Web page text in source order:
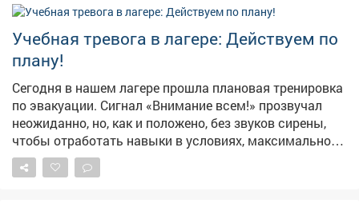
Учебная тревога в лагере: Действуем по
плану!
Сегодня в нашем лагере прошла плановая тренировка
по эвакуации. Сигнал «Внимание всем!» прозвучал
неожиданно, но, как и положено, без звуков сирены,
чтобы отработать навыки в условиях, максимально
приближенных к реальным. Педагогический состав
организовал инсценировку пожара и задымления.